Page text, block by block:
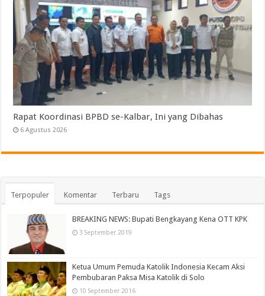
Rapat Koordinasi BPBD se-Kalbar, Ini yang Dibahas
6 Agustus 2026
Terpopuler Komentar Terbaru Tags
BREAKING NEWS: Bupati Bengkayang Kena OTT KPK
3 September 2019
Ketua Umum Pemuda Katolik Indonesia Kecam Aksi
Pembubaran Paksa Misa Katolik di Solo
10 September 2016